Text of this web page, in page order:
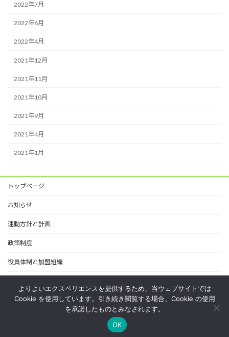
2022年7月
2022年6月
2022年4月
2021年12月
2021年11月
2021年10月
2021年9月
2021年4月
2021年1月
トップページ.
お知らせ
運動方針と計画
政策制度
役員体制と加盟組織
プライバシーポリシー
Copyright © 相模原地域連合 All Rights Reserved.
よりよいエクスペリエンスを提供するため、当ウェブサイトでは
Cookie を使用しています。引き続き閲覧する場合、Cookie の使用
を承諾したものとみなされます。
OK